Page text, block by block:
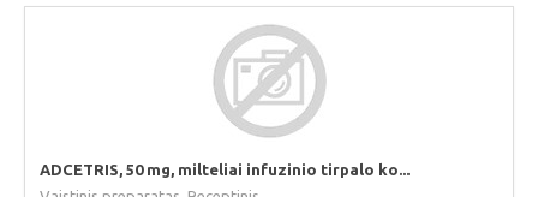
ADCETRIS, 50 mg, milteliai infuzinio tirpalo ko...